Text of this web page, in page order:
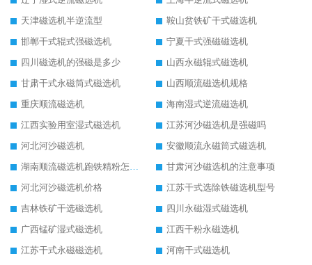
天津磁选机半逆流型
鞍山贫铁矿干式磁选机
邯郸干式辊式强磁选机
宁夏干式强磁磁选机
四川磁选机的强磁是多少
山西永磁辊式磁选机
甘肃干式永磁筒式磁选机
山西顺流磁选机规格
重庆顺流磁选机
海南湿式逆流磁选机
江西实验用室湿式磁选机
江苏河沙磁选机是强磁吗
河北河沙磁选机
安徽顺流永磁筒式磁选机
湖南顺流磁选机跑铁精粉怎么处理
甘肃河沙磁选机的注意事项
河北河沙磁选机价格
江苏干式选除铁磁选机型号
吉林铁矿干选磁选机
四川永磁湿式磁选机
广西锰矿湿式磁选机
江西干粉永磁选机
江苏干式永磁磁选机
河南干式磁选机